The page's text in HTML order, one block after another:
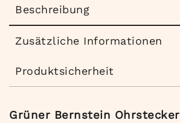
Beschreibung
Zusätzliche Informationen
Produktsicherheit
Grüner Bernstein Ohrstecker